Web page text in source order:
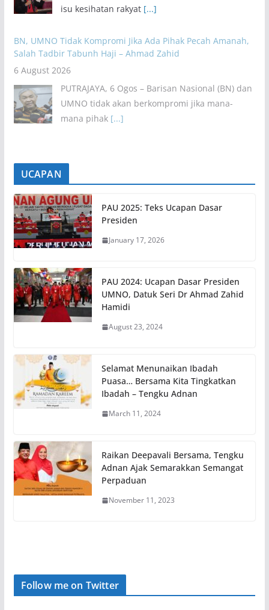
isu kesihatan rakyat [...]
BN, UMNO Tidak Kompromi Jika Ada Pihak Pecah Amanah,
Salah Tadbir Tabunh Haji – Ahmad Zahid
6 August 2026
PUTRAJAYA, 6 Ogos – Barisan Nasional (BN) dan
UMNO tidak akan berkompromi jika mana-
mana pihak [...]
UCAPAN
PAU 2025: Teks Ucapan Dasar
Presiden
January 17, 2026
PAU 2024: Ucapan Dasar Presiden
UMNO, Datuk Seri Dr Ahmad Zahid
Hamidi
August 23, 2024
Selamat Menunaikan Ibadah
Puasa… Bersama Kita Tingkatkan
Ibadah – Tengku Adnan
March 11, 2024
Raikan Deepavali Bersama, Tengku
Adnan Ajak Semarakkan Semangat
Perpaduan
November 11, 2023
Follow me on Twitter